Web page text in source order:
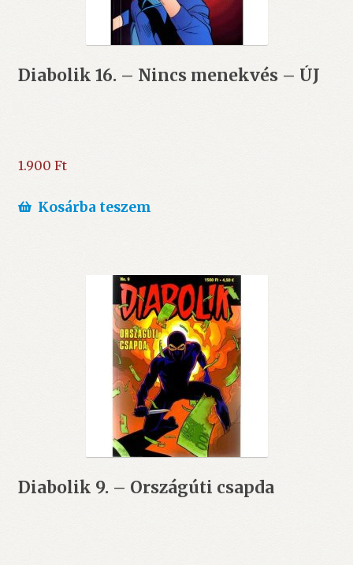
Diabolik 16. – Nincs menekvés – ÚJ
1.900 Ft
Kosárba teszem
Diabolik 9. – Országúti csapda